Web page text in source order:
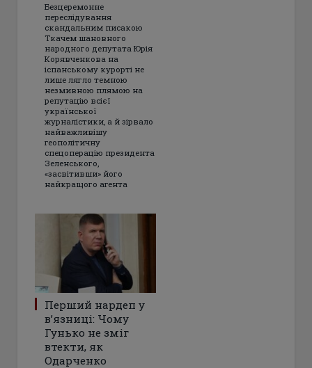
Безцеремонне
переслідування
скандальним писакою
Ткачем шановного
народного депутата Юрія
Корявченкова на
іспанському курорті не
лише лягло темною
незмивною плямою на
репутацію всієї
української
журналістики, а й зірвало
найважливішу
геополітичну
спецоперацію президента
Зеленського,
«засвітивши» його
найкращого агента
Перший нардеп у
в’язниці: Чому
Гунько не зміг
втекти, як
Одарченко